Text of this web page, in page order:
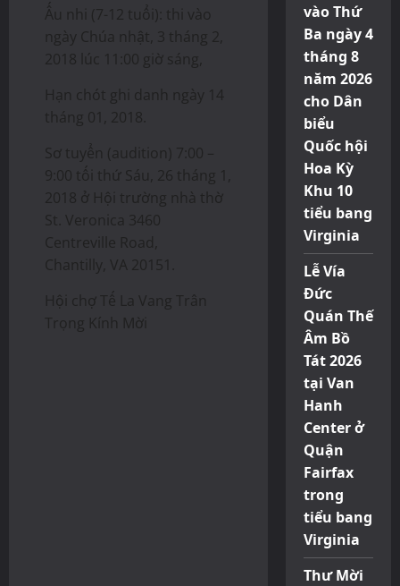
Ấu nhi (7-12 tuổi): thi vào
ngày Chúa nhật, 3 tháng 2,
2018 lúc 11:00 giờ sáng,
Hạn chót ghi danh ngày 14
tháng 01, 2018.
Sơ tuyển (audition) 7:00 –
9:00 tối thứ Sáu, 26 tháng 1,
2018 ở Hội trường nhà thờ
St. Veronica 3460
Centreville Road,
Chantilly, VA 20151.
Hội chợ Tế La Vang Trân
Trọng Kính Mời
vào Thứ
Ba ngày 4
tháng 8
năm 2026
cho Dân
biểu
Quốc hội
Hoa Kỳ
Khu 10
tiểu bang
Virginia
Lễ Vía
Đức
Quán Thế
Âm Bồ
Tát 2026
tại Van
Hanh
Center ở
Quận
Fairfax
trong
tiểu bang
Virginia
Thư Mời